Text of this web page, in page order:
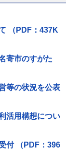
（PDF：437K
寄市のすがた
等の状況を公表
活用構想につい
付 （PDF：396